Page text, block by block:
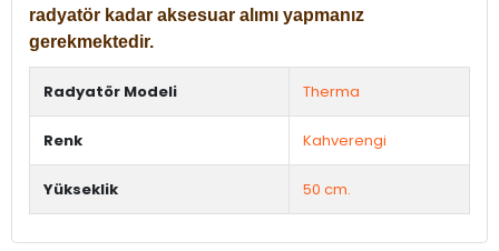
radyatör kadar aksesuar alımı yapmanız
gerekmektedir.
Radyatör Modeli Therma
Renk Kahverengi
Yükseklik 50 cm.